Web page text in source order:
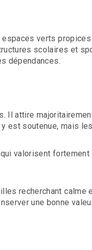
verts
scolaires et
dépendances.
Il attire
est soutenue, mais
valorisent fortement
recherchant calme
une bonne